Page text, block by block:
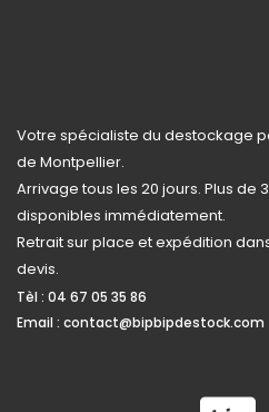
Votre spécialiste du destockage
de Montpellier.
Arrivage tous les 20 jours. Plus de
disponibles immédiatement.
Retrait sur place et expédition
devis.
Tèl : 04 67 05 35 86
Email : contact@bipbipdestock.com